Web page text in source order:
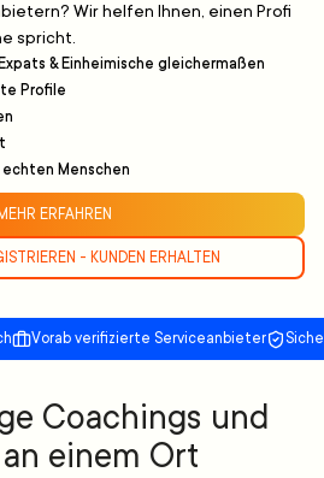
Wir helfen Ihnen, einen Profi
spricht.
& Einheimische gleichermaßen
Profile
Menschen
MEHR ERFAHREN
- KUNDEN ERHALTEN
Vorab verifizierte Serviceanbieter
Coachings und
an einem Ort